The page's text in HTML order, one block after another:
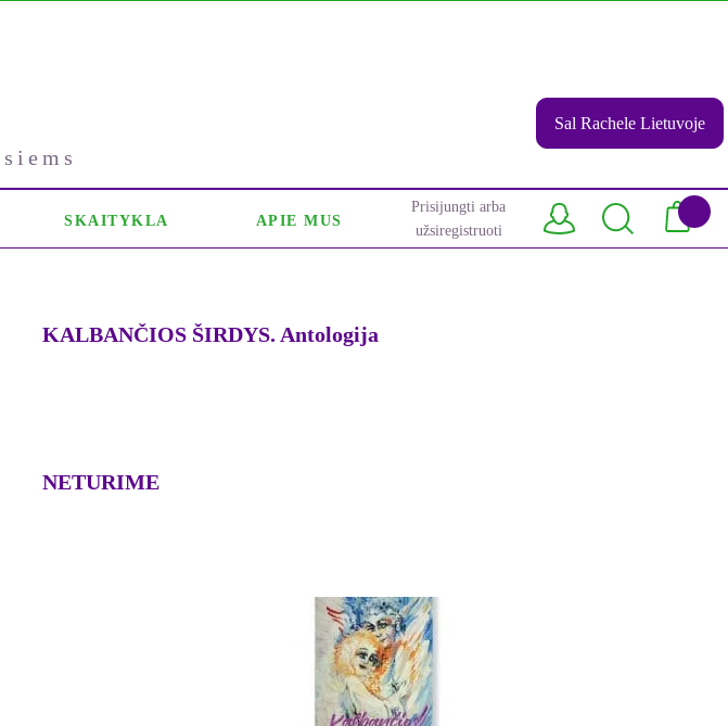
Sal Rachele Lietuvoje
SKAITYKLA APIE MUS
Prisijungti arba
užsiregistruoti
KALBANČIOS ŠIRDYS. Antologija
NETURIME